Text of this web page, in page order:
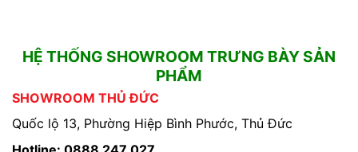
HỆ THỐNG SHOWROOM TRƯNG BÀY SẢN
PHẨM
SHOWROOM THỦ ĐỨC
Quốc lộ 13, Phường Hiệp Bình Phước, Thủ Đức